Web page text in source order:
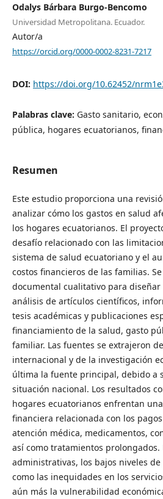
Odalys Bárbara Burgo-Bencomo
Universidad Metropolitana. Ecuador.
Autor/a
https://orcid.org/0000-0002-8231-7217
DOI: https://doi.org/10.62452/
Palabras clave: Gasto sanitario,
pública, hogares ecuatorianos,
Resumen
Este estudio proporciona una
analizar cómo los gastos en salud
los hogares ecuatorianos. El
desafío relacionado con las
sistema de salud ecuatoriano y el
costos financieros de las familias.
documental cualitativo para
análisis de artículos científicos,
tesis académicas y publicaciones
financiamiento de la salud, gasto
familiar. Las fuentes se extrajeron
internacional y de la investigación
última la fuente principal, debido a
situación nacional. Los resultados
hogares ecuatorianos enfrentan
financiera relacionada con los
atención médica, medicamentos,
así como tratamientos prolongados.
administrativas, los bajos niveles
como las inequidades en los
aún más la vulnerabilidad